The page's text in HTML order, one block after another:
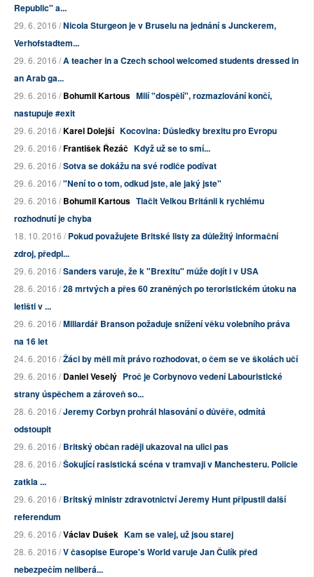
Republic" a...
29. 6. 2016 /Nicola Sturgeon je v Bruselu na jednání s Junckerem,
Verhofstadtem...
29. 6. 2016 /A teacher in a Czech school welcomed students dressed in
an Arab ga...
29. 6. 2016 /Bohumil Kartous Milí "dospělí", rozmazlování končí,
nastupuje #exit
29. 6. 2016 /Karel Dolejší Kocovina: Důsledky brexitu pro Evropu
29. 6. 2016 /František Řezáč Když už se to smí...
29. 6. 2016 /Sotva se dokážu na své rodiče podívat
29. 6. 2016 /"Není to o tom, odkud jste, ale jaký jste"
29. 6. 2016 /Bohumil Kartous Tlačit Velkou Británii k rychlému
rozhodnutí je chyba
18. 10. 2016 /Pokud považujete Britské listy za důležitý informační
zdroj, předpl...
29. 6. 2016 /Sanders varuje, že k "Brexitu" může dojít i v USA
28. 6. 2016 /28 mrtvých a přes 60 zraněných po teroristickém útoku na
letišti v ...
29. 6. 2016 /Miliardář Branson požaduje snížení věku volebního práva
na 16 let
24. 6. 2016 /Žáci by měli mít právo rozhodovat, o čem se ve školách učí
29. 6. 2016 /Daniel Veselý Proč je Corbynovo vedení Labouristické
strany úspěchem a zároveň so...
28. 6. 2016 /Jeremy Corbyn prohrál hlasování o důvěře, odmítá
odstoupit
29. 6. 2016 /Britský občan raději ukazoval na ulici pas
28. 6. 2016 /Šokující rasistická scéna v tramvaji v Manchesteru. Policie
zatkla ...
29. 6. 2016 /Britský ministr zdravotnictví Jeremy Hunt připustil další
referendum
29. 6. 2016 /Václav Dušek Kam se valej, už jsou starej
28. 6. 2016 /V časopise Europe's World varuje Jan Čulík před
nebezpečím neliberá...